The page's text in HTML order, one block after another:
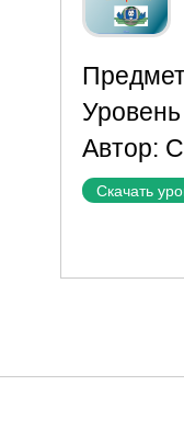
Автор:
Скачать